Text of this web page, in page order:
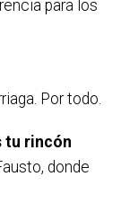
para los
Por todo.
tu rincón
donde